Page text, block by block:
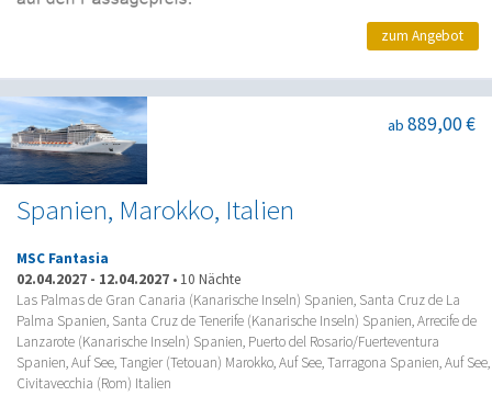
zum Angebot
Spanien, Marokko, Italien
ab 889,00 €
MSC Fantasia
02.04.2027 - 12.04.2027 • 10 Nächte
Las Palmas de Gran Canaria (Kanarische Inseln) Spanien, Santa Cruz de La
Palma Spanien, Santa Cruz de Tenerife (Kanarische Inseln) Spanien, Arrecife de
Lanzarote (Kanarische Inseln) Spanien, Puerto del Rosario/Fuerteventura
Spanien, Auf See, Tangier (Tetouan) Marokko, Auf See, Tarragona Spanien, Auf See,
Civitavecchia (Rom) Italien